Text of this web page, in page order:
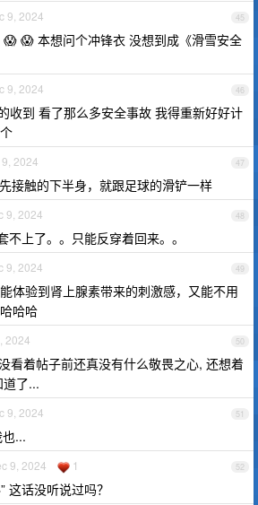
45
9, 2024
😱 本想问个冲锋衣 没想到成《滑雪安全
46
9, 2024
收到 看了那么多安全事故 我得重新好好计
47
2024
接触的下半身，就跟足球的滑铲一样
48
9, 2024
不上了。。只能反穿着回来。。
49
9, 2024
体验到肾上腺素带来的刺激感，又能不用
哈哈
50
2024
看着帖子前还真没有什么敬畏之心, 还想着
了...
51
9, 2024
...
52
9, 2024 1
这话没听说过吗？